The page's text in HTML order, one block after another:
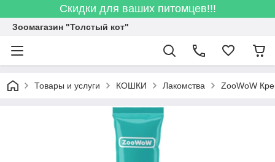
Скидки для ваших питомцев!!!
Зоомагазин "Толстый кот"
Товары и услуги КОШКИ Лакомства ZooWoW